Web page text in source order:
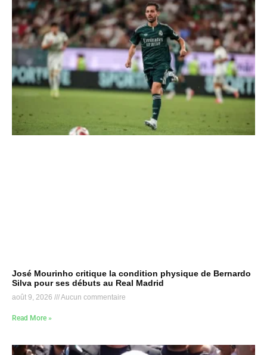
José Mourinho critique la condition physique de Bernardo
Silva pour ses débuts au Real Madrid
août 9, 2026 Aucun commentaire
Read More »